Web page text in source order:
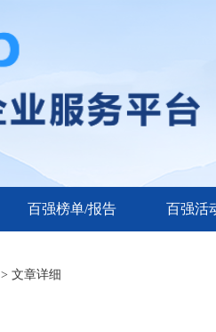
百强榜单/报告 百强活
> 文章详细